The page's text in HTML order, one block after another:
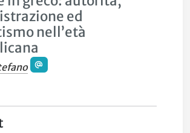
ed
nell’età